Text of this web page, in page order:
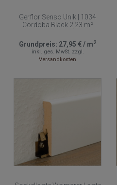
Gerflor Senso Unik | 1034
Cordoba Black 2,23 m²
Grundpreis: 27,95 €/ m2
inkl. ges. MwSt. zzgl.
Versandkosten